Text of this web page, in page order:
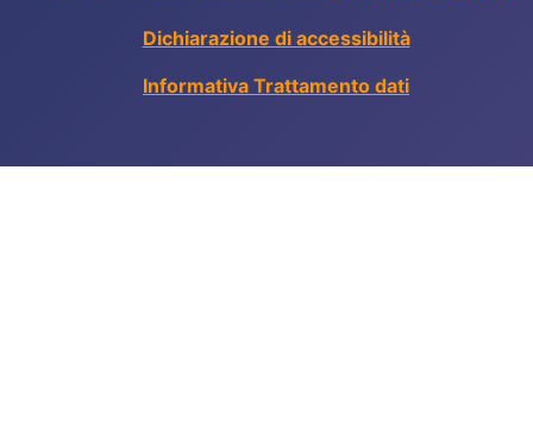
Dichiarazione di accessibilità
Informativa Trattamento dati